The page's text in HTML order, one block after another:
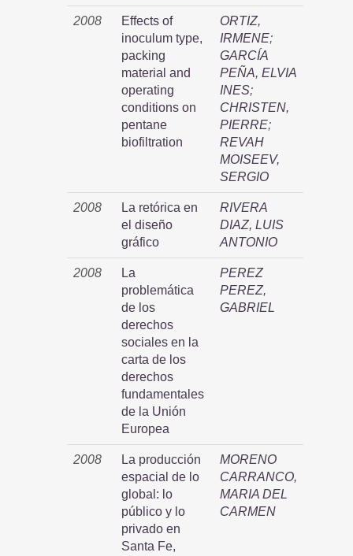
2008
Effects of
inoculum type,
packing
material and
operating
conditions on
pentane
biofiltration
ORTIZ,
IRMENE;
GARCÍA
PEÑA, ELVIA
INES;
CHRISTEN,
PIERRE;
REVAH
MOISEEV,
SERGIO
2008
La retórica en
el diseño
gráfico
RIVERA
DIAZ, LUIS
ANTONIO
2008
La
problemática
de los
derechos
sociales en la
carta de los
derechos
fundamentales
de la Unión
Europea
PEREZ
PEREZ,
GABRIEL
2008
La producción
espacial de lo
global: lo
público y lo
privado en
Santa Fe,
MORENO
CARRANCO,
MARIA DEL
CARMEN